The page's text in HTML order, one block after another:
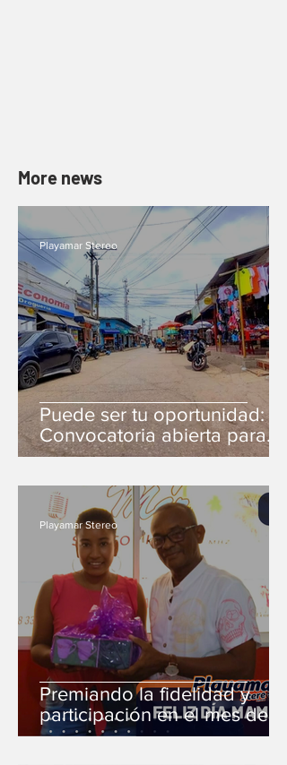
More news
Puede ser tu oportunidad:
Convocatoria abierta para
montar negocio en Montes
Playamar Stereo
Premiando la fidelidad y
participación en el mes de
mamá
Playamar Stereo